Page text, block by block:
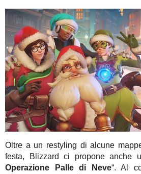
Oltre a un restyling di alcune
festa, Blizzard ci propone anche
Operazione Palle di Neve“. Al